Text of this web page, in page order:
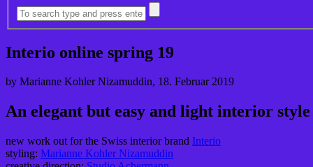
Interio online spring 19
by Marianne Kohler Nizamuddin, 18. Februar 2019
An elegant but easy and light interior style
new work out for the Swiss interior brand Interio
styling: Marianne Kohler Nizamuddin